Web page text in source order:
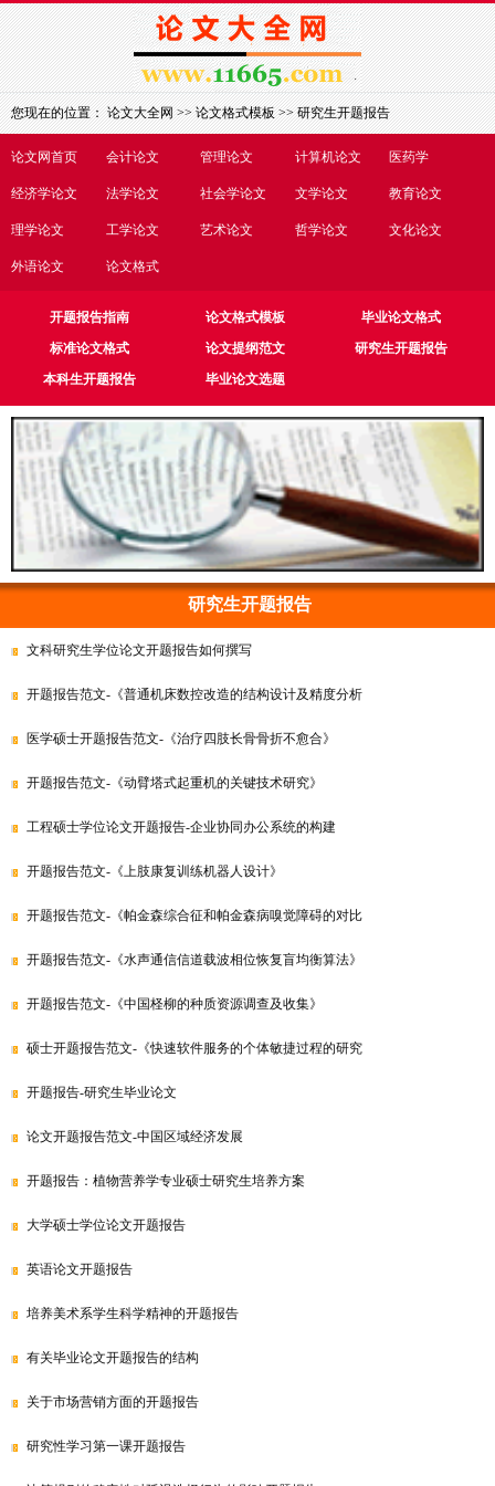
论文网首页 会计论文 管理论文 计算机论文 医药学
经济学论文 法学论文 社会学论文 文学论文 教育论文
理学论文 工学论文 艺术论文 哲学论文 文化论文
外语论文 论文格式
您现在的位置：论文大全网>>论文格式模板>>研究生开题报告
开题报告指南 论文格式模板
毕业论文格式
标准论文格式
论文提纲范文
研究生开题报告
本科生开题报告
毕业论文选题
研究生开题报告
文科研究生学位论文开题报告如何撰写
开题报告范文-《普通机床数控改造的结构设计及精度分析
医学硕士开题报告范文-《治疗四肢长骨骨折不愈合》
开题报告范文-《动臂塔式起重机的关键技术研究》
工程硕士学位论文开题报告-企业协同办公系统的构建
开题报告范文-《上肢康复训练机器人设计》
开题报告范文-《帕金森综合征和帕金森病嗅觉障碍的对比
开题报告范文-《水声通信信道载波相位恢复盲均衡算法》
开题报告范文-《中国柽柳的种质资源调查及收集》
硕士开题报告范文-《快速软件服务的个体敏捷过程的研究
开题报告-研究生毕业论文
论文开题报告范文-中国区域经济发展
开题报告：植物营养学专业硕士研究生培养方案
大学硕士学位论文开题报告
英语论文开题报告
培养美术系学生科学精神的开题报告
有关毕业论文开题报告的结构
关于市场营销方面的开题报告
研究性学习第一课开题报告